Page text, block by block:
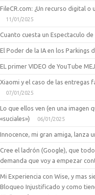
FileCR.com: ¿Un recurso digital
11/01/2025
Cuanto cuesta un Espectaculo de
El Poder de la IA en los Parkings
EL primer VIDEO de YouTube
Xiaomi y el caso de las entregas
07/01/2025
Lo que ellos ven (en una imagen
«suciales»)
06/01/2025
Innocence, mi gran amiga, lanza
Cree el ladrón (Google), que
demanda que voy a empezar
Mi Experiencia con Wise, y mas
Bloqueo Injustificado y como